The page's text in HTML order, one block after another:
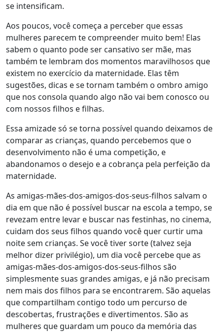
se intensificam.
Aos poucos, você começa a perceber que essas
mulheres parecem te compreender muito bem! Elas
sabem o quanto pode ser cansativo ser mãe, mas
também te lembram dos momentos maravilhosos que
existem no exercício da maternidade. Elas têm
sugestões, dicas e se tornam também o ombro amigo
que nos consola quando algo não vai bem conosco ou
com nossos filhos e filhas.
Essa amizade só se torna possível quando deixamos de
comparar as crianças, quando percebemos que o
desenvolvimento não é uma competição, e
abandonamos o desejo e a cobrança pela perfeição da
maternidade.
As amigas-mães-dos-amigos-dos-seus-filhos salvam o
dia em que não é possível buscar na escola a tempo, se
revezam entre levar e buscar nas festinhas, no cinema,
cuidam dos seus filhos quando você quer curtir uma
noite sem crianças. Se você tiver sorte (talvez seja
melhor dizer privilégio), um dia você percebe que as
amigas-mães-dos-amigos-dos-seus-filhos são
simplesmente suas grandes amigas, e já não precisam
nem mais dos filhos para se encontrarem. São aquelas
que compartilham contigo todo um percurso de
descobertas, frustrações e divertimentos. São as
mulheres que guardam um pouco da memória das